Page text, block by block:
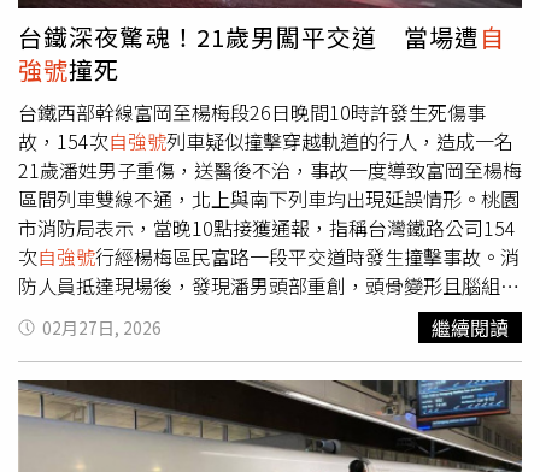
提升乘車舒適度與安全性，目前臺北至臺東行車時間已縮短
至約3至4小時。賴清德進一步表示，「花東線鐵路整體服務
效能提升計畫」已投入約新台幣61億元經費，完成多項車站
轉運設施；未來推動中的「花東鐵路雙軌電氣化計畫」總經
費達456億元，預計完工後可將列車班次由每小時2至3班提
升至7至8班，並降低營運中斷風險，提升返鄉與觀光便利
性。在公路建設方面，他指出南迴公路拓寬工程已完成，台
九線花東縱谷公路安全景觀大道持續推動中，預計可縮短行
車時間約30分鐘。此外，中央也投入新台幣72億元改善省
道路口與生活圈道路建設，提升交通安全與效率。賴清德表
示，未來將持續提升鐵路服務品質，發展鐵道觀光、文創產
業與青年創業，並結合交通與科技產業，帶動地方發展。他
強調，中央將持續與臺東、花蓮縣政府合作，讓花東地區更
繁榮發展，並為臺灣整體均衡發展奠定基礎。包括交通部長
陳世凱、立委陳瑩、臺東縣副縣長王志輝及臺鐵董事長鄭光
遠等人也出席活動。
台鐵深夜驚魂！21歲男闖平交道 當場遭自
強號撞死
台鐵西部幹線富岡至楊梅段26日晚間10時許發生死傷事
故，154次自強號列車疑似撞擊穿越軌道的行人，造成一名
21歲潘姓男子重傷，送醫後不治，事故一度導致富岡至楊梅
區間列車雙線不通，北上與南下列車均出現延誤情形。桃園
市消防局表示，當晚10點接獲通報，指稱台灣鐵路公司154
次自強號行經楊梅區民富路一段平交道時發生撞擊事故。消
防人員抵達現場後，發現潘男頭部重創，頭骨變形且腦組織
外溢，已無呼吸心跳，隨即送往楊梅怡仁醫院急救，仍因傷
勢過重宣告不治。鐵路警察局指出，初步了解為男子自平交
道入侵軌道範圍，與自強號發生嚴重碰撞，暫時排除外力介
入，至於男子為何進入軌道，仍待進一步調查釐清。事故發
生時正值228連假前夕，不少旅客行程受到影響。有網友在
網路上表示，列車疑似撞擊異物後緊急煞車停下，隨後消防
02月27日, 2026 繼續閱讀